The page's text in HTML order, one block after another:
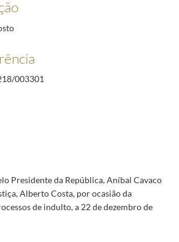
003301
Presidente da República, Aníbal Cavaco
Alberto Costa, por ocasião da
de indulto, a 22 de dezembro de